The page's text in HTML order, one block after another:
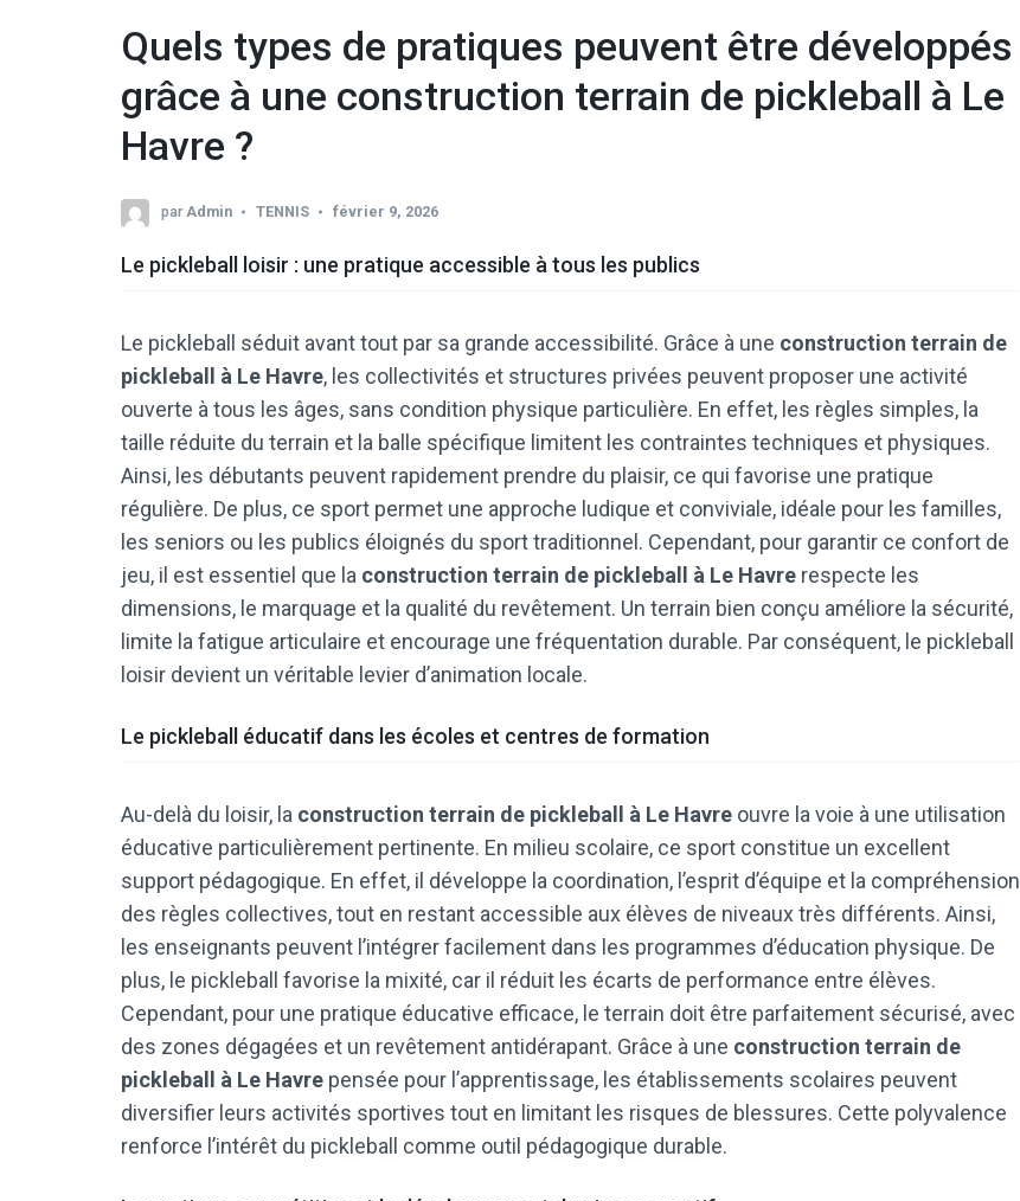
Quels types de pratiques peuvent être développés
grâce à une construction terrain de pickleball à Le
Havre ?
par Admin TENNIS février 9, 2026
Le pickleball loisir : une pratique accessible à tous les publics
Le pickleball séduit avant tout par sa grande accessibilité. Grâce à une construction terrain de
pickleball à Le Havre, les collectivités et structures privées peuvent proposer une activité
ouverte à tous les âges, sans condition physique particulière. En effet, les règles simples, la
taille réduite du terrain et la balle spécifique limitent les contraintes techniques et physiques.
Ainsi, les débutants peuvent rapidement prendre du plaisir, ce qui favorise une pratique
régulière. De plus, ce sport permet une approche ludique et conviviale, idéale pour les familles,
les seniors ou les publics éloignés du sport traditionnel. Cependant, pour garantir ce confort de
jeu, il est essentiel que la construction terrain de pickleball à Le Havre respecte les
dimensions, le marquage et la qualité du revêtement. Un terrain bien conçu améliore la sécurité,
limite la fatigue articulaire et encourage une fréquentation durable. Par conséquent, le pickleball
loisir devient un véritable levier d’animation locale.
Le pickleball éducatif dans les écoles et centres de formation
Au-delà du loisir, la construction terrain de pickleball à Le Havre ouvre la voie à une utilisation
éducative particulièrement pertinente. En milieu scolaire, ce sport constitue un excellent
support pédagogique. En effet, il développe la coordination, l’esprit d’équipe et la compréhension
des règles collectives, tout en restant accessible aux élèves de niveaux très différents. Ainsi,
les enseignants peuvent l’intégrer facilement dans les programmes d’éducation physique. De
plus, le pickleball favorise la mixité, car il réduit les écarts de performance entre élèves.
Cependant, pour une pratique éducative efficace, le terrain doit être parfaitement sécurisé, avec
des zones dégagées et un revêtement antidérapant. Grâce à une construction terrain de
pickleball à Le Havre pensée pour l’apprentissage, les établissements scolaires peuvent
diversifier leurs activités sportives tout en limitant les risques de blessures. Cette polyvalence
renforce l’intérêt du pickleball comme outil pédagogique durable.